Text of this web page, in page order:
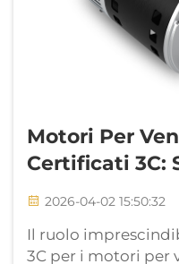
Motori Per
Certificati 3C:
2026-04-02 15:50:32
Il ruolo
3C per i motori per